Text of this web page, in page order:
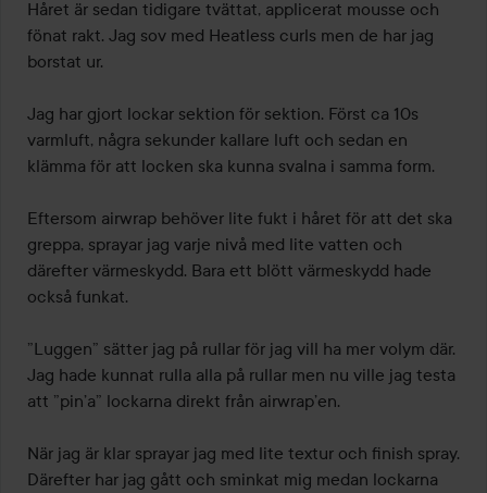
Håret är sedan tidigare tvättat, applicerat mousse och
fönat rakt. Jag sov med Heatless curls men de har jag
borstat ur.
Jag har gjort lockar sektion för sektion. Först ca 10s
varmluft, några sekunder kallare luft och sedan en
klämma för att locken ska kunna svalna i samma form.
Eftersom airwrap behöver lite fukt i håret för att det ska
greppa, sprayar jag varje nivå med lite vatten och
därefter värmeskydd. Bara ett blött värmeskydd hade
också funkat.
”Luggen” sätter jag på rullar för jag vill ha mer volym där.
Jag hade kunnat rulla alla på rullar men nu ville jag testa
att ”pin’a” lockarna direkt från airwrap’en.
När jag är klar sprayar jag med lite textur och finish spray.
Därefter har jag gått och sminkat mig medan lockarna